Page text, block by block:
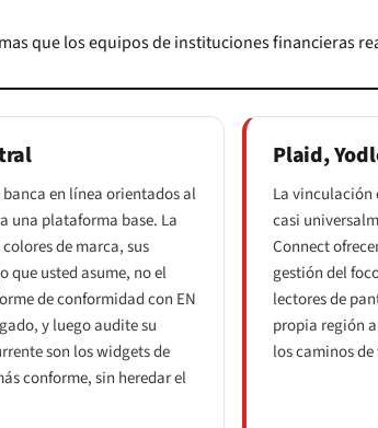
que los equipos de instituciones financieras
en línea orientados al
una plataforma base. La
de marca, sus
que usted asume, no el
de conformidad con EN
y luego audite su
son los widgets de
conforme, sin heredar el
Plaid,
La vinculación
casi
Connect
gestión del
lectores de
propia región
los caminos